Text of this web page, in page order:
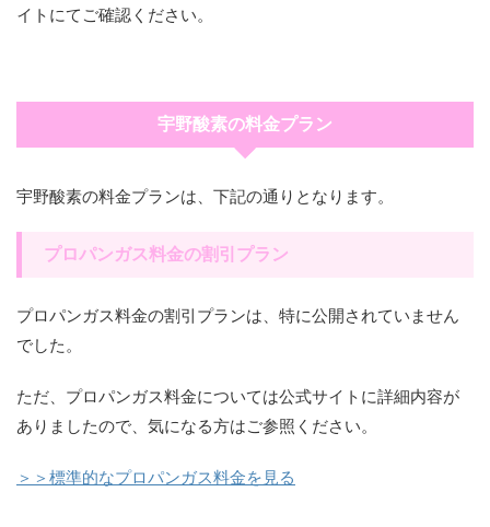
イトにてご確認ください。
宇野酸素の料金プラン
宇野酸素の料金プランは、下記の通りとなります。
プロパンガス料金の割引プラン
プロパンガス料金の割引プランは、特に公開されていません
でした。
ただ、プロパンガス料金については公式サイトに詳細内容が
ありましたので、気になる方はご参照ください。
＞＞標準的なプロパンガス料金を見る